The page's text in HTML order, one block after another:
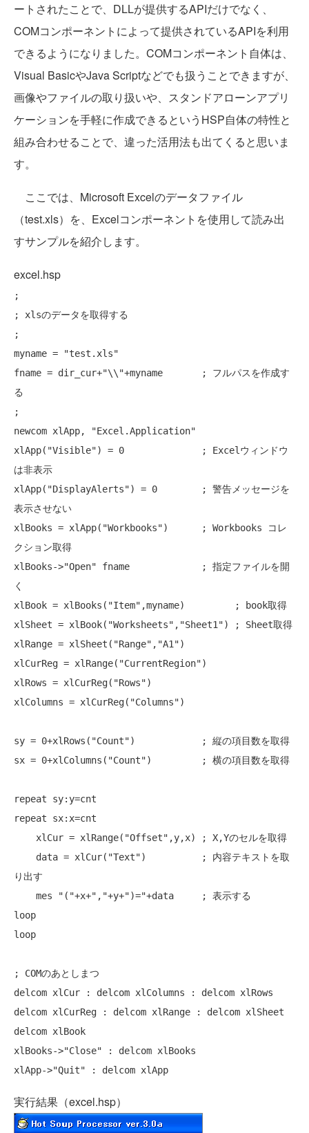
ートされたことで、DLLが提供するAPIだけでなく、
COMコンポーネントによって提供されているAPIを利用
できるようになりました。COMコンポーネント自体は、
Visual BasicやJava Scriptなどでも扱うことできますが、
画像やファイルの取り扱いや、スタンドアローンアプリ
ケーションを手軽に作成できるというHSP自体の特性と
組み合わせることで、違った活用法も出てくると思いま
す。
ここでは、Microsoft Excelのデータファイル
（test.xls）を、Excelコンポーネントを使用して読み出
すサンプルを紹介します。
excel.hsp
;
; xlsのデータを取得する
;
myname = "test.xls"
fname = dir_cur+"\\"+myname       ; フルパスを作成す
る
;
newcom xlApp, "Excel.Application"
xlApp("Visible") = 0              ; Excelウィンドウ
は非表示
xlApp("DisplayAlerts") = 0        ; 警告メッセージを
表示させない
xlBooks = xlApp("Workbooks")      ; Workbooks コレ
クション取得
xlBooks->"Open" fname             ; 指定ファイルを開
く
xlBook = xlBooks("Item",myname)         ; book取得
xlSheet = xlBook("Worksheets","Sheet1") ; Sheet取得
xlRange = xlSheet("Range","A1")
xlCurReg = xlRange("CurrentRegion")
xlRows = xlCurReg("Rows")
xlColumns = xlCurReg("Columns")
sy = 0+xlRows("Count")            ; 縦の項目数を取得
sx = 0+xlColumns("Count")         ; 横の項目数を取得
repeat sy:y=cnt
repeat sx:x=cnt
り出す
loop
loop
; COMのあとしまつ
delcom xlCur : delcom xlColumns : delcom xlRows
delcom xlCurReg : delcom xlRange : delcom xlSheet
delcom xlBook
xlBooks->"Close" : delcom xlBooks
実行結果（excel.hsp）